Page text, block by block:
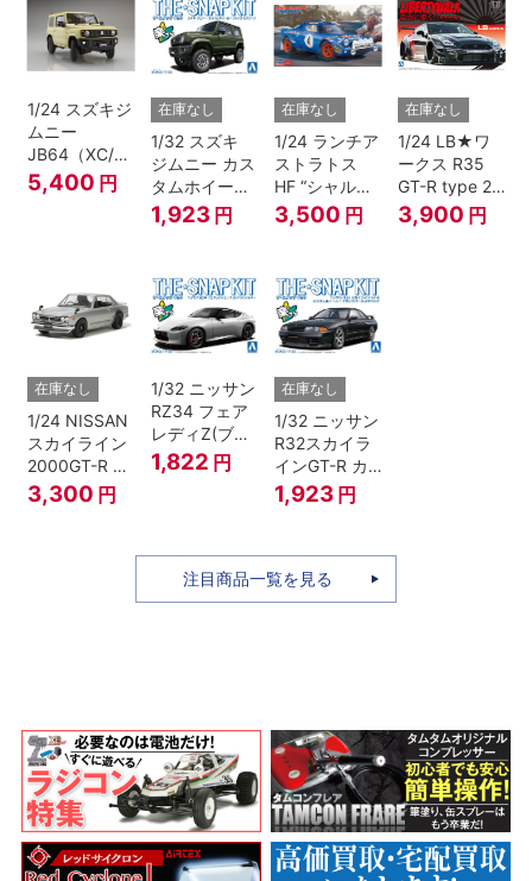
1/24 スズキジ
ムニー
JB64（XC/シ
フォンアイボ
リーメタリッ
5,400 円
在庫なし
1/32 スズキ
ジムニー カス
タムホイール
(ジャングルグ
リーン)
1,923 円
在庫なし
1/24 ランチア
ストラトス
HF “シャルド
ネ”
3,500 円
在庫なし
1/24 LB★ワ
ークス R35
GT-R type 2
Ver.2
3,900 円
在庫なし
1/24 NISSAN
スカイライン
2000GT-R ス
トリートカス
タム
3,300 円
1/32 ニッサン
RZ34 フェア
レディZ(ブリ
リアントシル
バー)
1,822 円
在庫なし
1/32 ニッサン
R32スカイラ
インGT-R カ
スタムホイー
ル(ブラックパ
ク)
1,923 円
注目商品一覧を見る